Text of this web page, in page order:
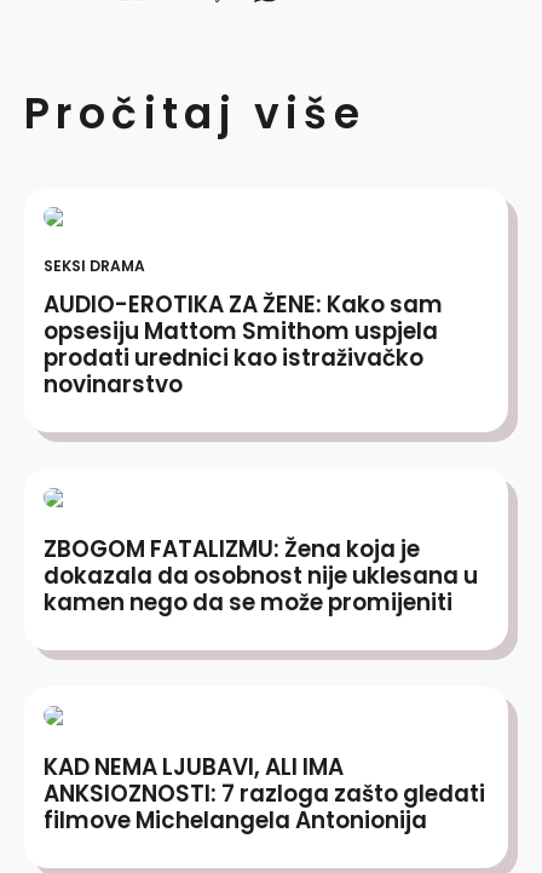
Pročitaj više
SEKSI DRAMA
AUDIO-EROTIKA ZA ŽENE: Kako sam
opsesiju Mattom Smithom uspjela
prodati urednici kao istraživačko
novinarstvo
ZBOGOM FATALIZMU: Žena koja je
dokazala da osobnost nije uklesana u
kamen nego da se može promijeniti
KAD NEMA LJUBAVI, ALI IMA
ANKSIOZNOSTI: 7 razloga zašto gledati
filmove Michelangela Antonionija